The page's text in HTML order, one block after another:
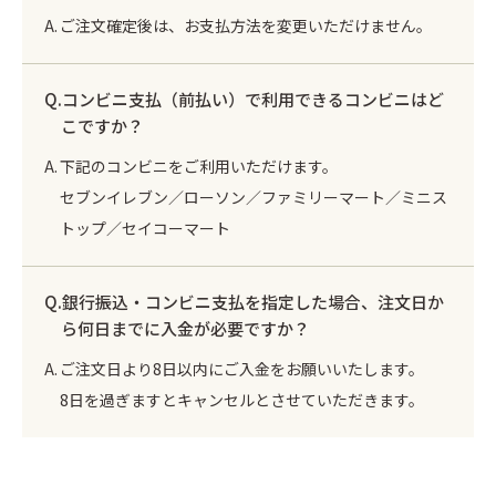
ご注文確定後は、お支払方法を変更いただけません。
コンビニ支払（前払い）で利用できるコンビニはど
こですか？
下記のコンビニをご利用いただけます。
セブンイレブン／ローソン／ファミリーマート／ミニス
トップ／セイコーマート
銀行振込・コンビニ支払を指定した場合、注文日か
ら何日までに入金が必要ですか？
ご注文日より8日以内にご入金をお願いいたします。
8日を過ぎますとキャンセルとさせていただきます。